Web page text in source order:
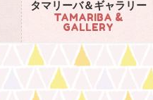
タマリーバ＆ギャラリー
TAMARIBA &
GALLERY